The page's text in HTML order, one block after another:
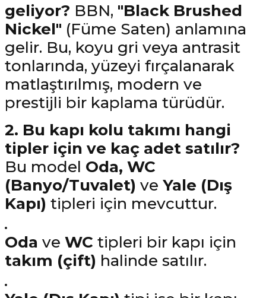
geliyor? BBN, "Black Brushed
Nickel" (Füme Saten) anlamına
gelir. Bu, koyu gri veya antrasit
tonlarında, yüzeyi fırçalanarak
matlaştırılmış, modern ve
prestijli bir kaplama türüdür.
2. Bu kapı kolu takımı hangi
tipler için ve kaç adet satılır?
Bu model Oda, WC
(Banyo/Tuvalet) ve Yale (Dış
Kapı) tipleri için mevcuttur.
Oda ve WC tipleri bir kapı için
takım (çift) halinde satılır.